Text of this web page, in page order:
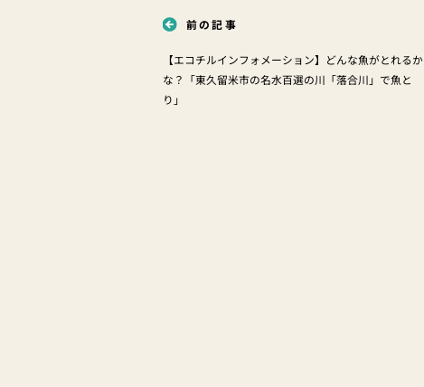
前の記事
【エコチルインフォメーション】どんな魚がとれるか
な？「東久留米市の名水百選の川「落合川」で魚と
り」